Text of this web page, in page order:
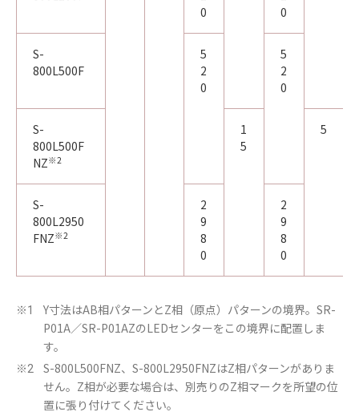
0
0
S-
800L500F
5
2
0
5
2
0
S-
800L500F
NZ※2
1
5
5
S-
800L2950
FNZ※2
2
9
8
0
2
9
8
0
※1
Y寸法はAB相パターンとZ相（原点）パターンの境界。SR-
P01A／SR-P01AZのLEDセンターをこの境界に配置しま
す。
※2
S-800L500FNZ、S-800L2950FNZはZ相パターンがありま
せん。Z相が必要な場合は、別売りのZ相マークを所望の位
置に張り付けてください。